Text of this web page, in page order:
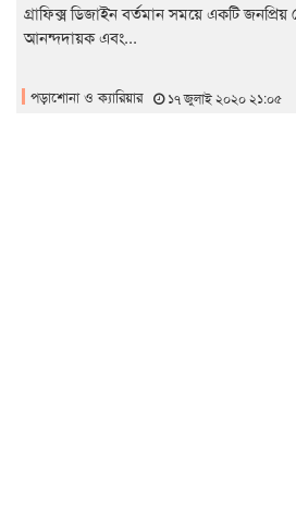
গ্রাফিক্স ডিজাইন বর্তমান সময়ে একটি
আনন্দদায়ক এবং...
পড়াশোনা ও ক্যারিয়ার ১৭ জুলাই ২০২০ ২১:০৫